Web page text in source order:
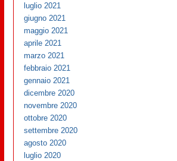
luglio 2021
giugno 2021
maggio 2021
aprile 2021
marzo 2021
febbraio 2021
gennaio 2021
dicembre 2020
novembre 2020
ottobre 2020
settembre 2020
agosto 2020
luglio 2020